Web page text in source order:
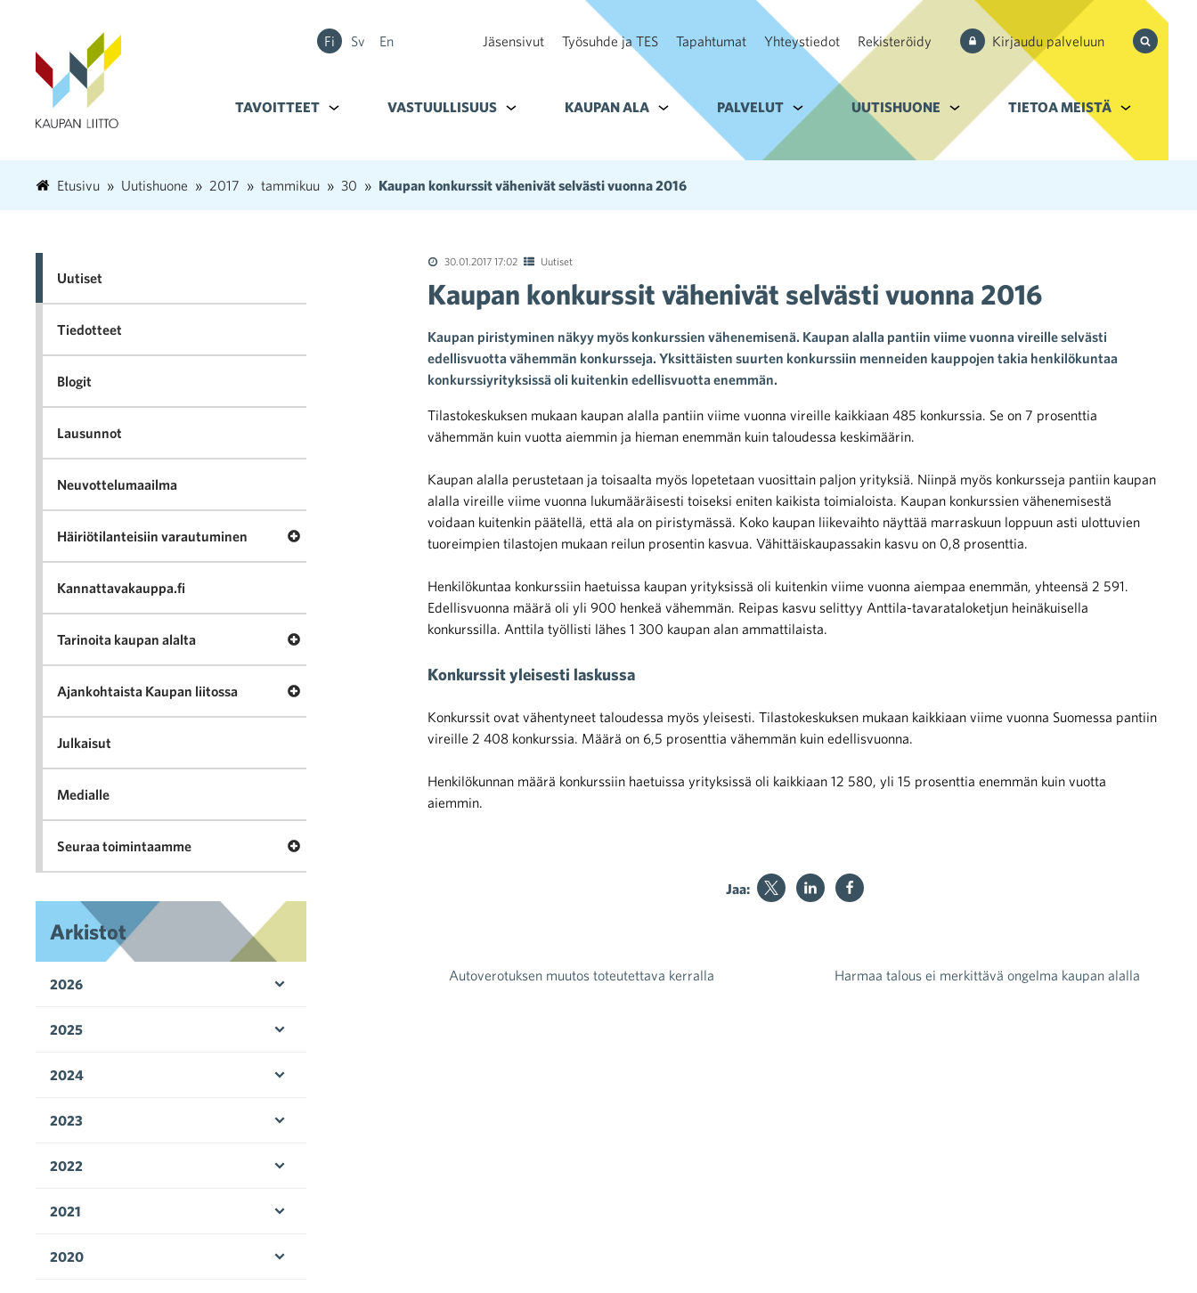
Fi Sv En Jäsensivut Työsuhde ja TES Tapahtumat Yhteystiedot Rekisteröidy Kirjaudu palveluun
Hae
sivustolta
TAVOITTEET Alavalikko kohteelle Tavoitteet
VASTUULLISUUS Alavalikko kohteelle Vastuullisuus
KAUPAN ALA Alavalikko kohteelle Kaupan ala
PALVELUT Alavalikko kohteelle Palvelut
UUTISHUONE Alavalikko kohteelle Uutishuone
TIETOA MEISTÄ Alavalikko
Etusivu Uutishuone 2017 tammikuu 30 Kaupan konkurssit vähenivät selvästi vuonna 2016
30.01.2017 17:02 Uutiset
Kaupan konkurssit vähenivät selvästi vuonna 2016
Kaupan piristyminen näkyy myös konkurssien vähenemisenä. Kaupan alalla pantiin viime vuonna vireille selvästi
edellisvuotta vähemmän konkursseja. Yksittäisten suurten konkurssiin menneiden kauppojen takia henkilökuntaa
konkurssiyrityksissä oli kuitenkin edellisvuotta enemmän.
Tilastokeskuksen mukaan kaupan alalla pantiin viime vuonna vireille kaikkiaan 485 konkurssia. Se on 7 prosenttia
vähemmän kuin vuotta aiemmin ja hieman enemmän kuin taloudessa keskimäärin.
Kaupan alalla perustetaan ja toisaalta myös lopetetaan vuosittain paljon yrityksiä. Niinpä myös konkursseja pantiin kaupan
alalla vireille viime vuonna lukumääräisesti toiseksi eniten kaikista toimialoista. Kaupan konkurssien vähenemisestä
voidaan kuitenkin päätellä, että ala on piristymässä. Koko kaupan liikevaihto näyttää marraskuun loppuun asti ulottuvien
tuoreimpien tilastojen mukaan reilun prosentin kasvua. Vähittäiskaupassakin kasvu on 0,8 prosenttia.
Henkilökuntaa konkurssiin haetuissa kaupan yrityksissä oli kuitenkin viime vuonna aiempaa enemmän, yhteensä 2 591.
Edellisvuonna määrä oli yli 900 henkeä vähemmän. Reipas kasvu selittyy Anttila-tavarataloketjun heinäkuisella
konkurssilla. Anttila työllisti lähes 1 300 kaupan alan ammattilaista.
Konkurssit yleisesti laskussa
Konkurssit ovat vähentyneet taloudessa myös yleisesti. Tilastokeskuksen mukaan kaikkiaan viime vuonna Suomessa pantiin
vireille 2 408 konkurssia. Määrä on 6,5 prosenttia vähemmän kuin edellisvuonna.
Henkilökunnan määrä konkurssiin haetuissa yrityksissä oli kaikkiaan 12 580, yli 15 prosenttia enemmän kuin vuotta
aiemmin.
Jaa:
Autoverotuksen muutos toteutettava kerralla Harmaa talous ei merkittävä ongelma kaupan alalla
Uutiset
Tiedotteet
Blogit
Lausunnot
Neuvottelumaailma
Häiriötilanteisiin varautuminen Avaa valikko Häiriötilanteisiin varautuminen
Kannattavakauppa.fi
Tarinoita kaupan alalta Avaa valikko Tarinoita kaupan alalta
Ajankohtaista Kaupan liitossa Avaa valikko Ajankohtaista Kaupan liitossa
Julkaisut
Medialle
Seuraa toimintaamme Avaa valikko Seuraa toimintaamme
Arkistot
2026
2025
2024
2023
2022
2021
2020